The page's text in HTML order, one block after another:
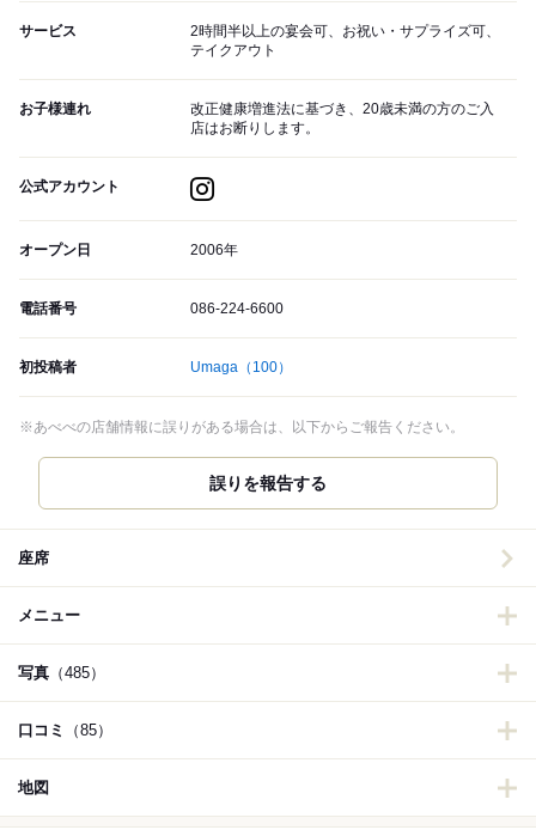
サービス
2時間半以上の宴会可、お祝い・サプライズ可、
テイクアウト
お子様連れ
改正健康増進法に基づき、20歳未満の方のご入
店はお断りします。
公式アカウント
オープン日 2006年
電話番号 086-224-6600
初投稿者 Umaga （100）
※あべべの店舗情報に誤りがある場合は、以下からご報告ください。
誤りを報告する
座席
メニュー
写真 （485）
口コミ （85）
地図